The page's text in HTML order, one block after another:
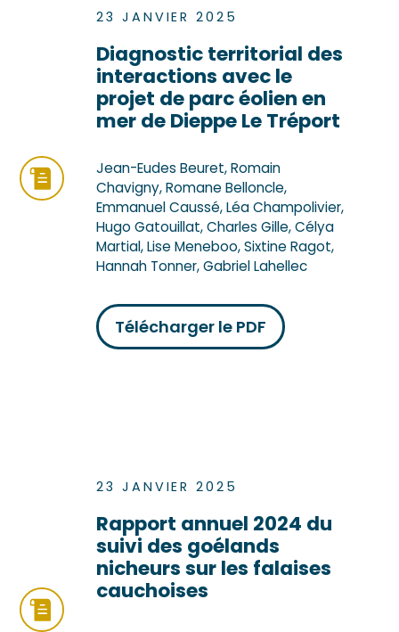
23 JANVIER 2025
Diagnostic territorial des
interactions avec le
projet de parc éolien en
mer de Dieppe Le Tréport
Jean-Eudes Beuret, Romain
Chavigny, Romane Belloncle,
Emmanuel Caussé, Léa Champolivier,
Hugo Gatouillat, Charles Gille, Célya
Martial, Lise Meneboo, Sixtine Ragot,
Hannah Tonner, Gabriel Lahellec
Télécharger le PDF
23 JANVIER 2025
Rapport annuel 2024 du
suivi des goélands
nicheurs sur les falaises
cauchoises